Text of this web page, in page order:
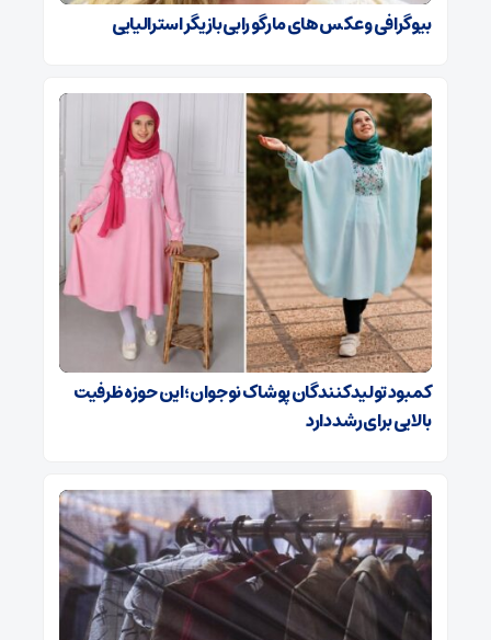
بیوگرافی و عکس های مارگو رابی بازیگر استرالیایی
کمبود تولیدکنندگان پوشاک نوجوان؛ این حوزه ظرفیت
بالایی برای رشد دارد